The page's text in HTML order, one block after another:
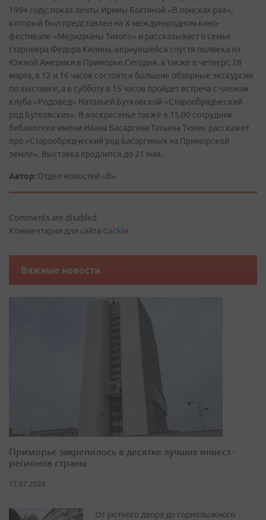
1994 году; показ ленты Ирины Бахтиной «В поисках рая»,
который был представлен на X международном кино-
фестивале «Меридианы Тихого» и рассказывает о семье
старовера Федора Килина, вернувшейся спустя полвека из
Южной Америки в Приморье.Сегодня, а также в четверг, 28
марта, в 12 и 16 часов состоятся большие обзорные экскурсии
по выставке, а в субботу в 15 часов пройдет встреча с членом
клуба «Родовед» Натальей Бутковской «Старообрядческий
род Бутковских». В воскресенье также в 15.00 сотрудник
библиотеки имени Ивана Басаргина Татьяна Тюнис расскажет
про «Старообрядческий род Басаргиных на Приморской
земле». Выставка продлится до 21 мая.
Автор: Отдел новостей «В»
Comments are disabled
Комментарии для сайта Cackle
Важные новости
Приморье закрепилось в десятке лучших инвест-
регионов страны
17.07.2026
От уютного двора до горнолыжного